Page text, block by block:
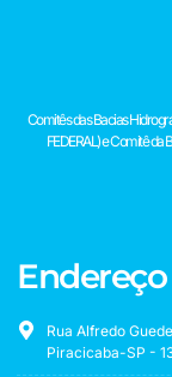
Comitês das Bacias
FEDERAL) e Comitê da
Endereço
Rua Alfredo
Piracicaba-SP -